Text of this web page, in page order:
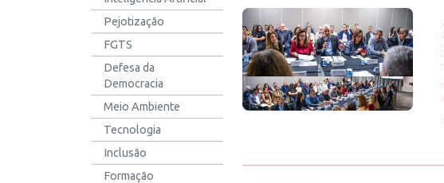
Pejotização
FGTS
Defesa da
Democracia
Meio Ambiente
Tecnologia
Inclusão
Formação